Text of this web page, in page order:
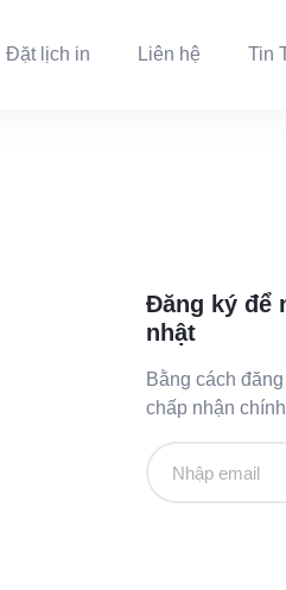
Đặt lịch in Liên hệ Tin
Đăng ký để
nhật
Bằng cách
chấp nhận